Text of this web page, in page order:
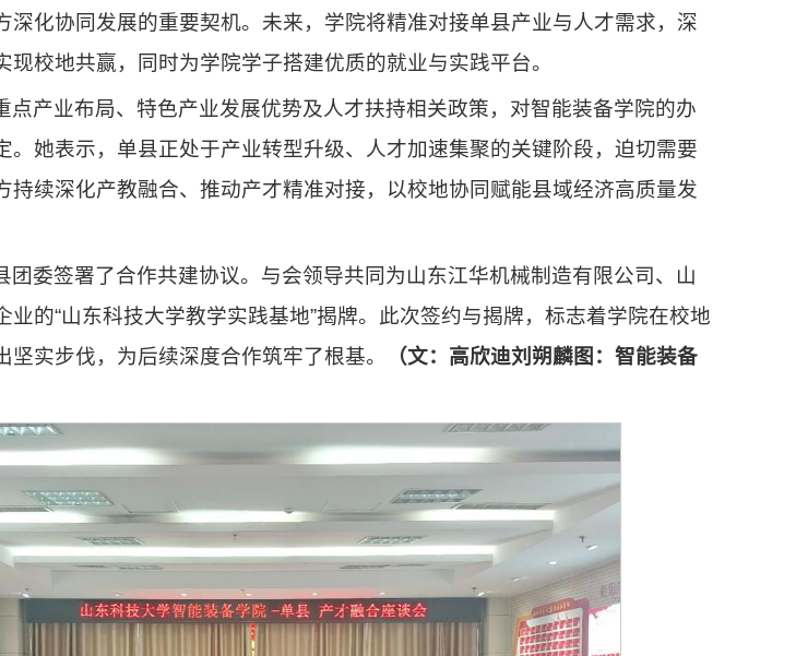
深化协同发展的重要契机。未来，学院将精准对接单县产业与人才需求，深
校地共赢，同时为学院学子搭建优质的就业与实践平台。
点产业布局、特色产业发展优势及人才扶持相关政策，对智能装备学院的办
。她表示，单县正处于产业转型升级、人才加速集聚的关键阶段，迫切需要
持续深化产教融合、推动产才精准对接，以校地协同赋能县域经济高质量发
团委签署了合作共建协议。与会领导共同为山东江华机械制造有限公司、山
的“山东科技大学教学实践基地”揭牌。此次签约与揭牌，标志着学院在校地
实步伐，为后续深度合作筑牢了根基。
（文： 高欣迪刘朔麟图：智能装备